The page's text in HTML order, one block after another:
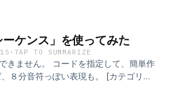
ケンス」を使ってみた
· TAP TO SUMMARIZE
きません。 コードを指定して、簡単作
８分音符っぽい表現も。 [カテゴリ：
ン：1.00] [価格：無料] [iTunesプレビ